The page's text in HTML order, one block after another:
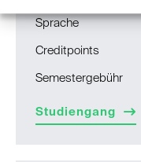
Sprache
Creditpoints
Semestergebühr
Studiengang